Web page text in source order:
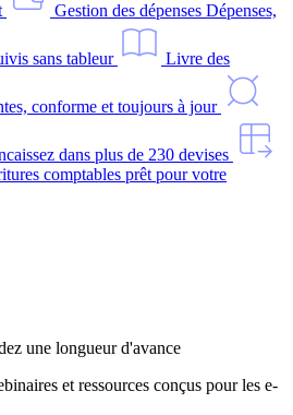
Gestion des dépenses Dépenses,
sans tableur Livre des
conforme et toujours à jour
dans plus de 230 devises
comptables prêt pour votre
une longueur d'avance
et ressources conçus pour les e-